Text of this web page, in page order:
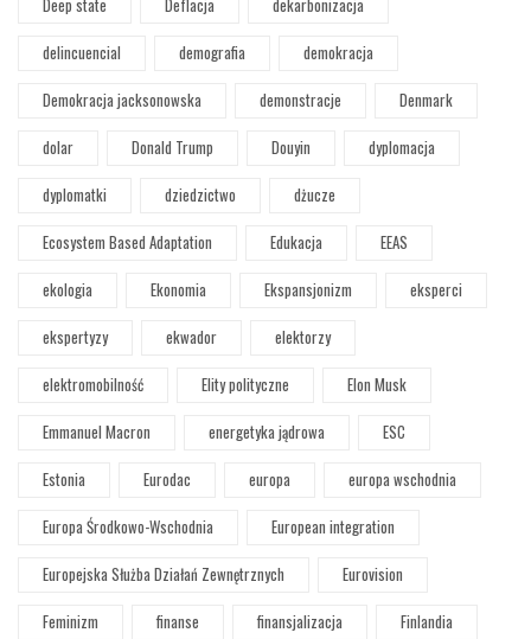
Deep state Deflacja
dekarbonizacja
delincuencial
demografia
demokracja
Demokracja jacksonowska
demonstracje
Denmark
dolar
Donald Trump Douyin
dyplomacja
dyplomatki
dziedzictwo
dżucze
Ecosystem Based Adaptation
Edukacja
EEAS
ekologia
Ekonomia Ekspansjonizm
eksperci
ekspertyzy
ekwador
elektorzy
elektromobilność
Elity polityczne
Elon Musk
Emmanuel Macron
energetyka jądrowa
ESC
Estonia
Eurodac europa
europa wschodnia
Europa Środkowo-Wschodnia
European integration
Europejska Służba Działań Zewnętrznych
Eurovision
Feminizm
finanse finansjalizacja
Finlandia